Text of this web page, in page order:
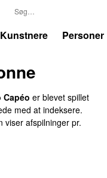
Kunstnere Personer
Capéo er blevet spillet
med at indeksere.
viser afspilninger pr.